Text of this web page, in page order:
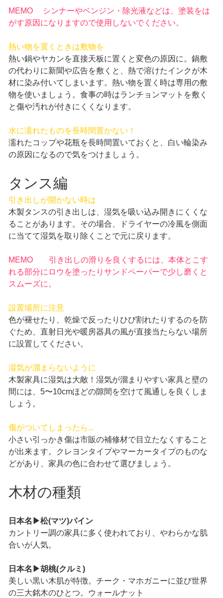
MEMO シンナーやベンジン・除光液などは、塗装をは
がす原因になりますので使用しないでください。
熱い物を置くときは敷物を
熱い鍋やヤカンを直接天板に置くと変色の原因に。鍋敷
の代わりに新聞や広告を敷くと、熱で溶けたインクが木
材に染み付いてしまいます。熱い物を置く時は専用の敷
物を使いましょう。食事の時はランチョンマットを敷く
と傷や汚れが付きにくくなります。
水に濡れたものを長時間置かない！
濡れたコップや花瓶を長時間置いておくと、白い輪染み
の原因になるので気をつけましょう。
タンス編
引き出しが開かない時は
木製タンスの引き出しは、湿気を吸い込み開きにくくな
ることがあります。その場合、ドライヤーの冷風を側面
に当てて湿気を取り除くことで元に戻ります。
MEMO 引き出しの滑りを良くするには、本体とこす
れる部分にロウを塗ったりサンドペーパーで少し磨くと
スムーズに。
設置場所に注意
色が褪せたり、乾燥で反ったりひび割れたりするのを防
ぐため、直射日光や暖房器具の風が直接当たらない場所
に設置してください。
湿気が溜まらないように
木製家具に湿気は大敵！湿気が溜まりやすい家具と壁の
間には、5〜10cmほどの隙間を空けて風通しを良くしま
しょう。
傷がついてしまったら...
小さい引っかき傷は市販の補修材で目立たなくすること
が出来ます。クレヨンタイプやマーカータイプのものな
どがあり、家具の色に合わせて選びましょう。
木材の種類
日本名▶︎松(マツ)パイン
カントリー調の家具に多く使われており、やわらかな肌
合いが人気。
日本名▶︎胡桃(クルミ)
美しい黒い木肌が特徴。チーク・マホガニーに並び世界
の三大銘木のひとつ。ウォールナット